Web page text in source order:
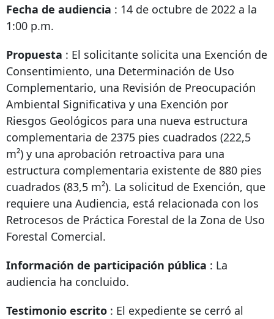
Fecha de audiencia : 14 de octubre de 2022 a la
1:00 p.m.
Propuesta : El solicitante solicita una Exención de
Consentimiento, una Determinación de Uso
Complementario, una Revisión de Preocupación
Ambiental Significativa y una Exención por
Riesgos Geológicos para una nueva estructura
complementaria de 2375 pies cuadrados (222,5
m²) y una aprobación retroactiva para una
estructura complementaria existente de 880 pies
cuadrados (83,5 m²). La solicitud de Exención, que
requiere una Audiencia, está relacionada con los
Retrocesos de Práctica Forestal de la Zona de Uso
Forestal Comercial.
Información de participación pública : La
audiencia ha concluido.
Testimonio escrito : El expediente se cerró al